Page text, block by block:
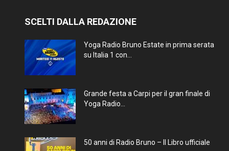
SCELTI DALLA REDAZIONE
Yoga Radio Bruno Estate in prima serata
su Italia 1 con...
Grande festa a Carpi per il gran finale di
Yoga Radio...
50 anni di Radio Bruno – Il Libro ufficiale